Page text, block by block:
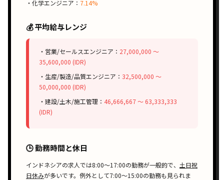
・化学エンジニア： 7.14%
💰 平均給与レンジ
・営業/セールスエンジニア： 27,000,000 〜
35,600,000 (IDR)
・生産/製造/品質エンジニア： 32,500,000 〜
50,000,000 (IDR)
・建設/土木/施工管理： 46,666,667 〜 63,333,333
(IDR)
🕒 勤務時間と休日
インドネシアの求人では8:00〜17:00の勤務が一般的で、 土日祝
日休みが多いです。例外として7:00〜15:00の勤務も見られま